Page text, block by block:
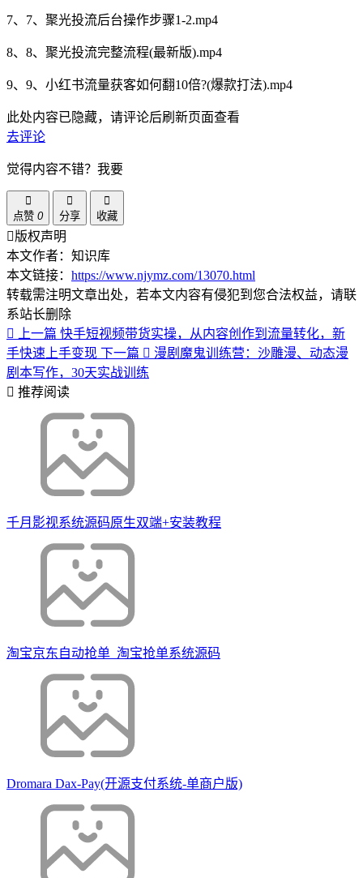
7、7、聚光投流后台操作步骤1-2.mp4
8、8、聚光投流完整流程(最新版).mp4
9、9、小红书流量获客如何翻10倍?(爆款打法).mp4
此处内容已隐藏，请评论后刷新页面查看
去评论
觉得内容不错？我要
点赞 0 分享 收藏
版权声明
本文作者：知识库
本文链接： https://www.njymz.com/13070.html
转载需注明文章出处，若本文内容有侵犯到您合法权益，请联
系站长删除
上一篇 快手短视频带货实操，从内容创作到流量转化，新
手快速上手变现 下一篇
漫剧魔鬼训练营：沙雕漫、动态漫
剧本写作，30天实战训练
推荐阅读
千月影视系统源码原生双端+安装教程
淘宝京东自动抢单_淘宝抢单系统源码
Dromara Dax-Pay(开源支付系统-单商户版)